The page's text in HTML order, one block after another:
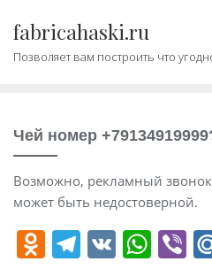
содержимому
fabricahaski.ru
Позволяет вам построить что
Чей номер
Возможно, рекламный
может быть недостоверной.
O T V W Vi